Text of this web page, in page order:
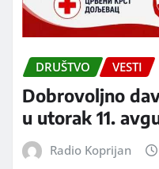
DRUŠTVO VESTI
Dobrovoljno
u utorak 11.
Radio Koprijan